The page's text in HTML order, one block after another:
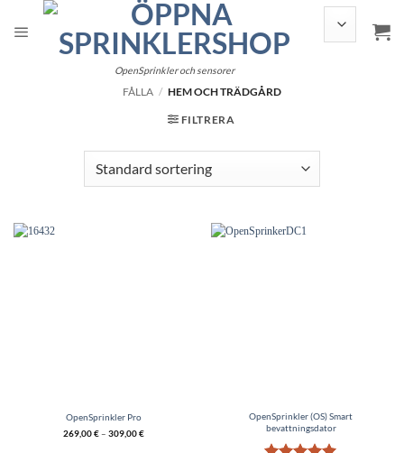
innehållet
OpenSprinkler och sensorer
FÅLLA / HEM OCH TRÄDGÅRD
FILTRERA
OpenSprinkler Pro
269,00€– 309,00€
OpenSprinkler (OS) Smart
bevattningsdator